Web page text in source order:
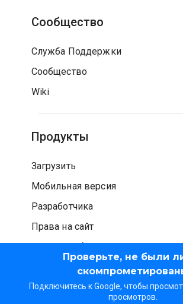
Проверьте, не были
Подключитесь к Google, чтобы
просмотров.
Сообщество
Служба Поддержки
Сообщество
Wiki
Продукты
Загрузить
Мобильная версия
Разработчика
Права на сайт
Проверка безопасности